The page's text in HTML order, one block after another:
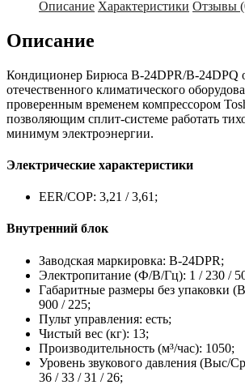
Описание Характеристики Отзывы
Описание
Кондиционер Бирюса B-24DPR/B-24DPQ
отечественного климатического
проверенным временем компрессором
позволяющим сплит-системе работать
минимум электроэнергии.
Электрические характеристики
EER/COP: 3,21 / 3,61;
Внутренний блок
Заводская маркировка: B-24DPR;
Электропитание (Ф/В/Гц): 1 / 230 /
Габаритные размеры без упаковки
900 / 225;
Пульт управления: есть;
Чистый вес (кг): 13;
Производительность (м³/час): 1050;
Уровень звукового давления (Выс/
36 / 33 / 31 / 26;